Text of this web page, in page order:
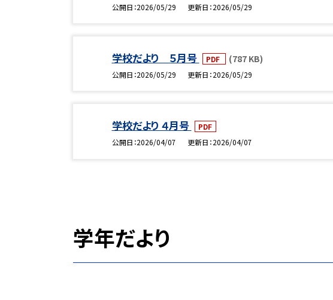
公開日 2026/05/29 更新日 2026/05/29
学校だより ５月号 PDF (787 KB)
公開日 2026/05/29 更新日 2026/05/29
学校だより ４月号
PDF
公開日 2026/04/07 更新日 2026/04/07
学年だより